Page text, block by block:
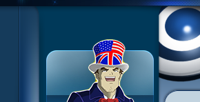
6 Cruel dilemme
7 Problème d'image
10 Créature de rêve
11 Enragés